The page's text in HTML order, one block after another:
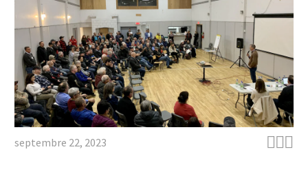

septembre 22, 2023